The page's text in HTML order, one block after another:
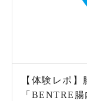
【体験レポ
「BENTRE